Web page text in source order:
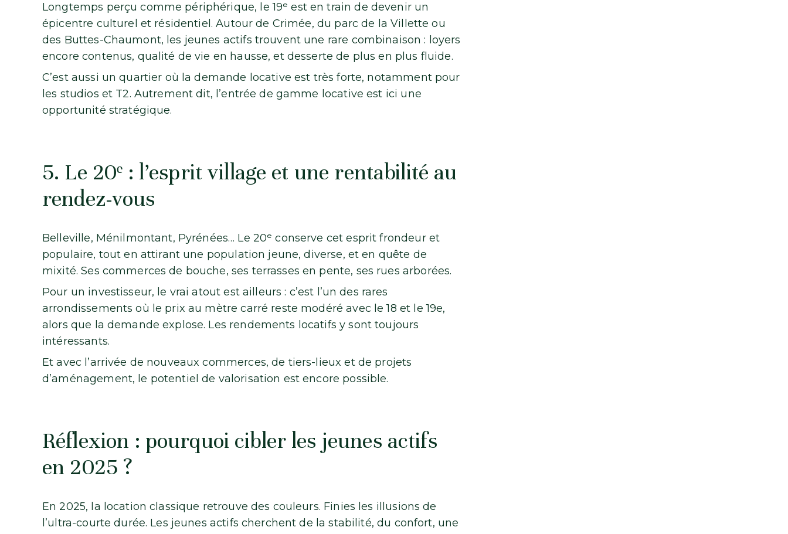
Longtemps perçu comme périphérique, le 19ᵉ est en train de devenir un
épicentre culturel et résidentiel. Autour de Crimée, du parc de la Villette ou
des Buttes-Chaumont, les jeunes actifs trouvent une rare combinaison : loyers
encore contenus, qualité de vie en hausse, et desserte de plus en plus fluide.
C’est aussi un quartier où la demande locative est très forte, notamment pour
les studios et T2. Autrement dit, l’entrée de gamme locative est ici une
opportunité stratégique.
5. Le 20ᵉ : l’esprit village et une rentabilité au
rendez-vous
Belleville, Ménilmontant, Pyrénées… Le 20ᵉ conserve cet esprit frondeur et
populaire, tout en attirant une population jeune, diverse, et en quête de
mixité. Ses commerces de bouche, ses terrasses en pente, ses rues arborées.
Pour un investisseur, le vrai atout est ailleurs : c’est l’un des rares
arrondissements où le prix au mètre carré reste modéré avec le 18 et le 19e,
alors que la demande explose. Les rendements locatifs y sont toujours
intéressants.
Et avec l’arrivée de nouveaux commerces, de tiers-lieux et de projets
d’aménagement, le potentiel de valorisation est encore possible.
Réflexion : pourquoi cibler les jeunes actifs
en 2025 ?
En 2025, la location classique retrouve des couleurs. Finies les illusions de
l’ultra-courte durée. Les jeunes actifs cherchent de la stabilité, du confort, une